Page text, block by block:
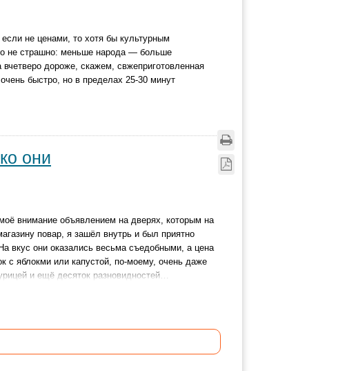
не ценами, то хотя бы культурным
не страшно: меньше народа — больше
дороже, скажем, свжеприготовленная
быстро, но в пределах 25-30 минут
они
внимание объявлением на дверях, которым на
повар, я зашёл внутрь и был приятно
вкус они оказались весьма съедобными, а цена
с яблокми или капустой, по-моему, очень даже
и ещё десяток разновидностей…